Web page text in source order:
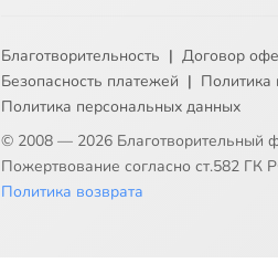
Благотворительность | Договор
Безопасность платежей | Политика
Политика персональных данных
© 2008 — 2026
Пожертвование согласно ст.582 ГК
Политика возврата